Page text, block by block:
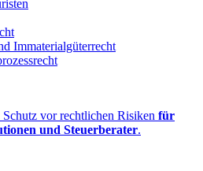
Immaterialgüterrecht
vor rechtlichen Risiken für
und Steuerberater.